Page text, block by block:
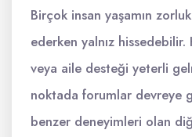
Birçok insan yaşamın
ederken yalnız
veya aile desteği yeterli
noktada forumlar devreye
benzer deneyimleri olan